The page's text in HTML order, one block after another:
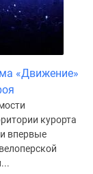
«Движение»
курорта
впервые